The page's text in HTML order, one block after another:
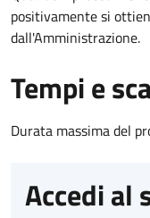
positivamente si
dall'Amministrazione.
Tempi e
Durata massima del
Accedi al